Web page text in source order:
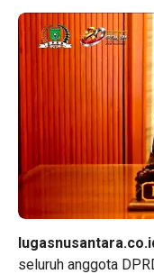
seluruh anggota